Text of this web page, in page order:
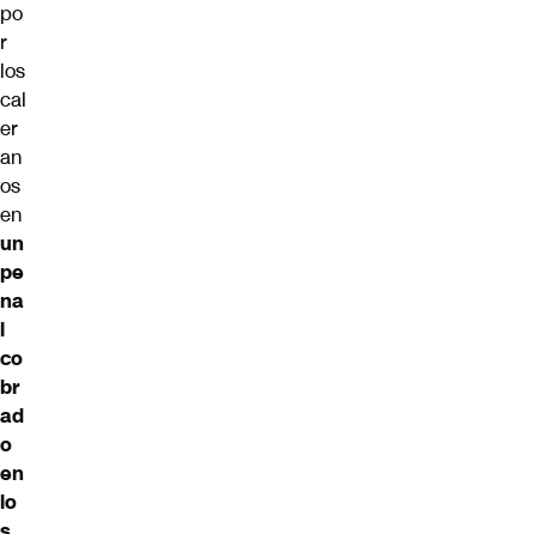
po
r
los
cal
er
an
os
en
un
pe
na
l
co
br
ad
o
en
lo